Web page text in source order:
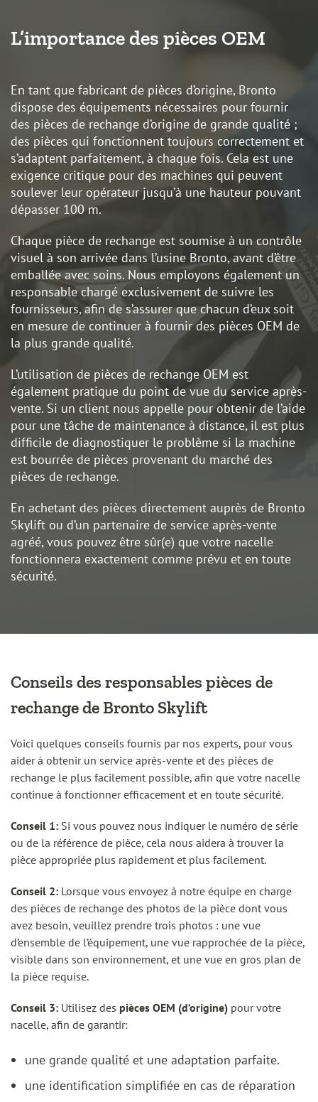
L’importance des pièces OEM
En tant que fabricant de pièces d’origine, Bronto
dispose des équipements nécessaires pour fournir
des pièces de rechange d’origine de grande qualité ;
des pièces qui fonctionnent toujours correctement et
s’adaptent parfaitement, à chaque fois. Cela est une
exigence critique pour des machines qui peuvent
soulever leur opérateur jusqu’à une hauteur pouvant
dépasser 100 m.
Chaque pièce de rechange est soumise à un contrôle
visuel à son arrivée dans l’usine Bronto, avant d’être
emballée avec soins. Nous employons également un
responsable chargé exclusivement de suivre les
fournisseurs, afin de s’assurer que chacun d’eux soit
en mesure de continuer à fournir des pièces OEM de
la plus grande qualité.
L’utilisation de pièces de rechange OEM est
également pratique du point de vue du service après-
vente. Si un client nous appelle pour obtenir de l’aide
pour une tâche de maintenance à distance, il est plus
difficile de diagnostiquer le problème si la machine
est bourrée de pièces provenant du marché des
pièces de rechange.
En achetant des pièces directement auprès de Bronto
Skylift ou d’un partenaire de service après-vente
agréé, vous pouvez être sûr(e) que votre nacelle
fonctionnera exactement comme prévu et en toute
sécurité.
Conseils des responsables pièces de
rechange de Bronto Skylift
Voici quelques conseils fournis par nos experts, pour vous
aider à obtenir un service après-vente et des pièces de
rechange le plus facilement possible, afin que votre nacelle
continue à fonctionner efficacement et en toute sécurité.
Conseil 1: Si vous pouvez nous indiquer le numéro de série
ou de la référence de pièce, cela nous aidera à trouver la
pièce appropriée plus rapidement et plus facilement.
Conseil 2: Lorsque vous envoyez à notre équipe en charge
des pièces de rechange des photos de la pièce dont vous
avez besoin, veuillez prendre trois photos : une vue
d’ensemble de l’équipement, une vue rapprochée de la pièce,
visible dans son environnement, et une vue en gros plan de
la pièce requise.
Conseil 3: Utilisez des pièces OEM (d’origine) pour votre
nacelle, afin de garantir:
une grande qualité et une adaptation parfaite.
une identification simplifiée en cas de réparation